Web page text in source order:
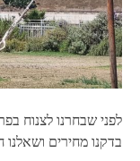
לפני שבחרנו לצנוח
בדקנו מחירים ושאלנו